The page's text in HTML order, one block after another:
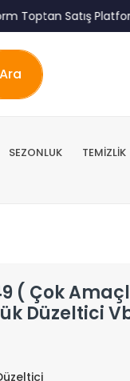
Toptan Satış
Ara
SEZONLUK TEMİZLİK
( Çok
Düzeltici